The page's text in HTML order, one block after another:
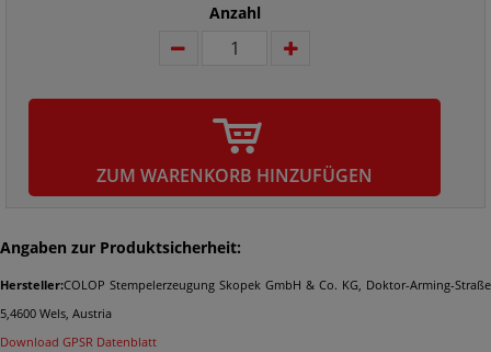
Anzahl
ZUM WARENKORB HINZUFÜGEN
Angaben zur Produktsicherheit:
Hersteller:COLOP Stempelerzeugung Skopek GmbH & Co. KG, Doktor-Arming-Straße
5,4600 Wels, Austria
Download GPSR Datenblatt